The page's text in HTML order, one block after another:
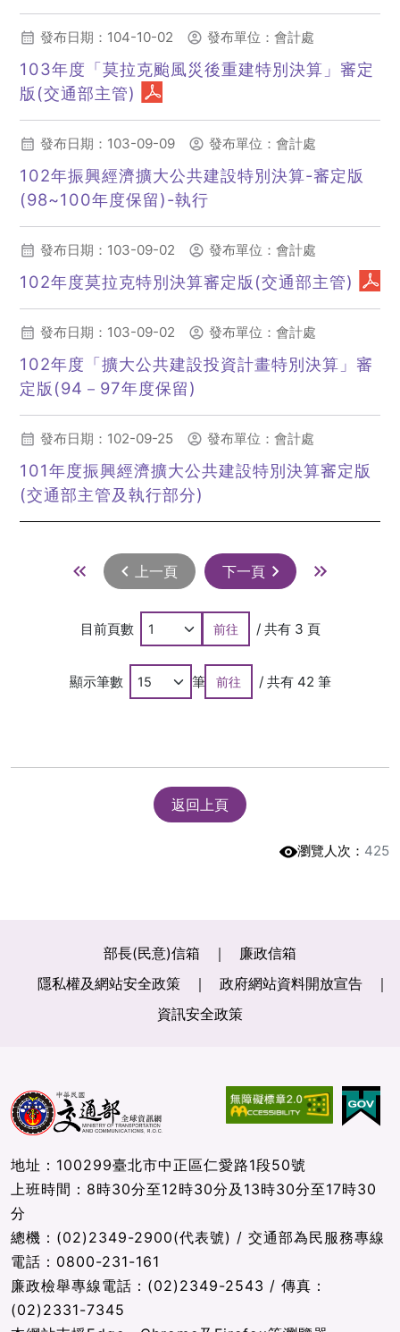
(另開新視窗)
發布日期：104-10-02 發布單位：會計處
103年度「莫拉克颱風災後重建特別決算」審定
版(交通部主管)
(另開新視窗)
發布日期：103-09-09 發布單位：會計處
102年振興經濟擴大公共建設特別決算-審定版
(98~100年度保留)-執行
(另開新視窗)
發布日期：103-09-02 發布單位：會計處
102年度莫拉克特別決算審定版(交通部主管)
(另開新視窗)
發布日期：103-09-02 發布單位：會計處
102年度「擴大公共建設投資計畫特別決算」審
定版(94－97年度保留)
(另開新視窗)
發布日期：102-09-25 發布單位：會計處
101年度振興經濟擴大公共建設特別決算審定版
(交通部主管及執行部分)
(另開新視窗)
上一頁 下一頁
目前頁數 前往 / 共有 3 頁
顯示筆數 筆 前往 / 共有 42 筆
返回上頁
瀏覽人次： 425
部長(民意)信箱
廉政信箱
隱私權及網站安全政策
政府網站資料開放宣告
資訊安全政策
地址：100299臺北市中正區仁愛路1段50號
上班時間：8時30分至12時30分及13時30分至17時30
分
總機：(02)2349-2900(代表號) / 交通部為民服務專線
電話：0800-231-161
廉政檢舉專線電話：(02)2349-2543 / 傳真：
(02)2331-7345